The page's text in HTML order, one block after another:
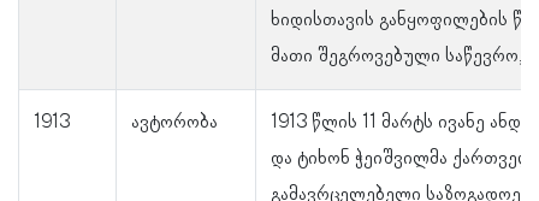
ხიდისთავის განყოფილების
მათი შეგროვებული საწევრო,
1913 ავტორობა
1913 წლის 11 მარტს ივანე
და ტიხონ ჭეიშვილმა
გამავრცელებელი